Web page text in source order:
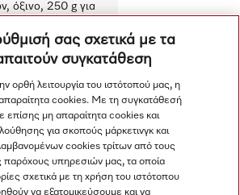
όξινο, 250 g για
σας σχετικά με τα
συγκατάθεση
ορθή λειτουργία του ιστότοπού μας, η
cookies. Με τη συγκατάθεσή
επίσης μη απαραίτητα cookies και
για σκοπούς μάρκετινγκ και
cookies τρίτων από τους
παρόχους υπηρεσιών μας, τα οποία
σχετικά με τη χρήση του ιστότοπου
να εξατομικεύσουμε και να